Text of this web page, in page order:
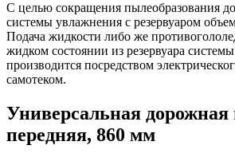
С целью сокращения пылеобразования
системы увлажнения с резервуаром
Подача жидкости либо же
жидком состоянии из резервуара
производится посредством
самотеком.
Универсальная
передняя, 860 мм